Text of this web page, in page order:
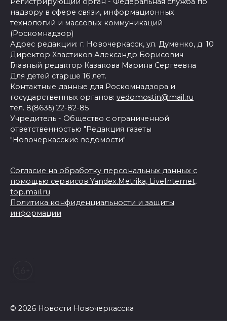
надзору в сфере связи, информационных
технологий и массовых коммуникаций
(Роскомнадзор)
Адрес редакции: г. Новочеркасск, ул. Думенко, д. 10
Директор Хвастиков Александр Борисович
Главный редактор Казакова Марина Сергеевна
Для детей старше 16 лет.
Контактные данные для Роскомнадзора и
государственных органов: vedomostin@mail.ru
тел. 8(8635) 22-82-85
Учредитель - Общество с ограниченной
ответственностью "Редакция газеты
"Новочеркасские ведомости"
Согласие на обработку персональных данных с
помощью сервисов Yandex.Metrika, LiveInternet,
top.mail.ru
Политика конфиденциальности и защиты
информации
© 2026 Новости Новочеркасска